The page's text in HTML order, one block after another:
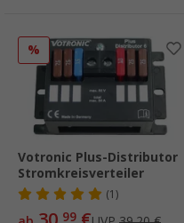
%
Votronic Plus-Distributor
Stromkreisverteiler
(1)
99